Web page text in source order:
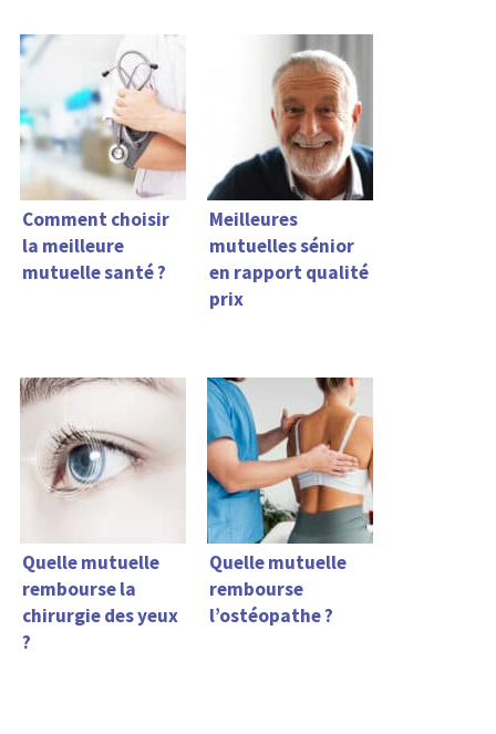
Comment choisir
la meilleure
mutuelle santé ?
Meilleures
mutuelles sénior
en rapport qualité
prix
Quelle mutuelle
rembourse la
chirurgie des yeux
?
Quelle mutuelle
rembourse
l’ostéopathe ?